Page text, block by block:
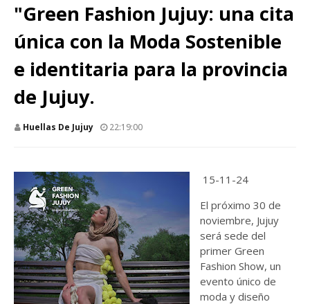
"Green Fashion Jujuy: una cita
única con la Moda Sostenible
e identitaria para la provincia
de Jujuy.
Huellas De Jujuy 22:19:00
15-11-24
El próximo 30 de
noviembre, Jujuy
será sede del
primer Green
Fashion Show, un
evento único de
moda y diseño